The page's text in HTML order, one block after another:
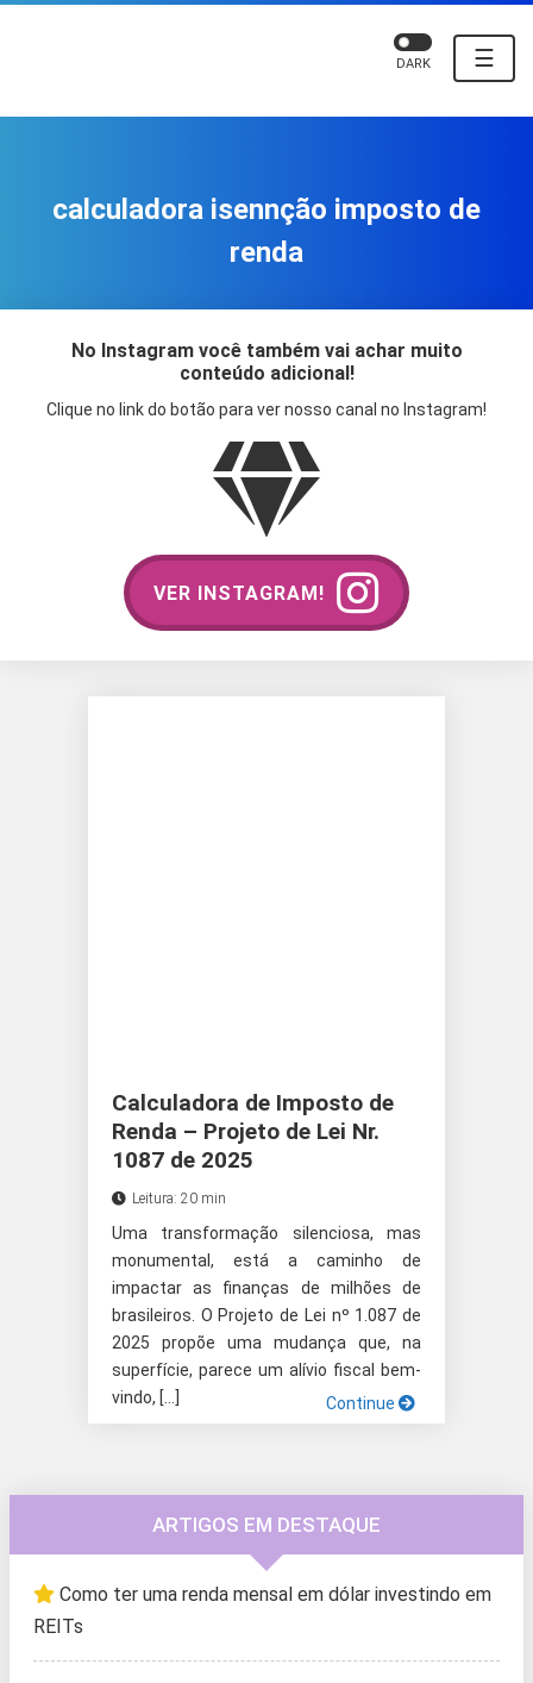
☰
DARK
calculadora isennção imposto de
renda
No Instagram você também vai achar muito
conteúdo adicional!
Clique no link do botão para ver nosso canal no Instagram!
VER INSTAGRAM!
Calculadora de Imposto de
Renda – Projeto de Lei Nr.
1087 de 2025
Leitura: 20 min
Uma transformação silenciosa, mas
monumental, está a caminho de
impactar as finanças de milhões de
brasileiros. O Projeto de Lei nº 1.087 de
2025 propõe uma mudança que, na
superfície, parece um alívio fiscal bem-
vindo, […]
Continue
ARTIGOS EM DESTAQUE
Como ter uma renda mensal em dólar investindo em
REITs